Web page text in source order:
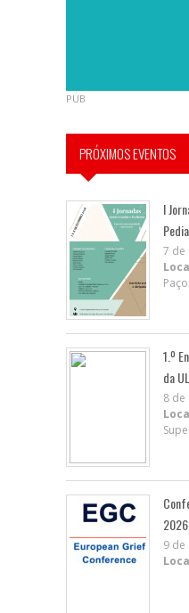
PUB
PRÓXIMOS EVENTOS
I
7 de
1.º
da
8
2026
9